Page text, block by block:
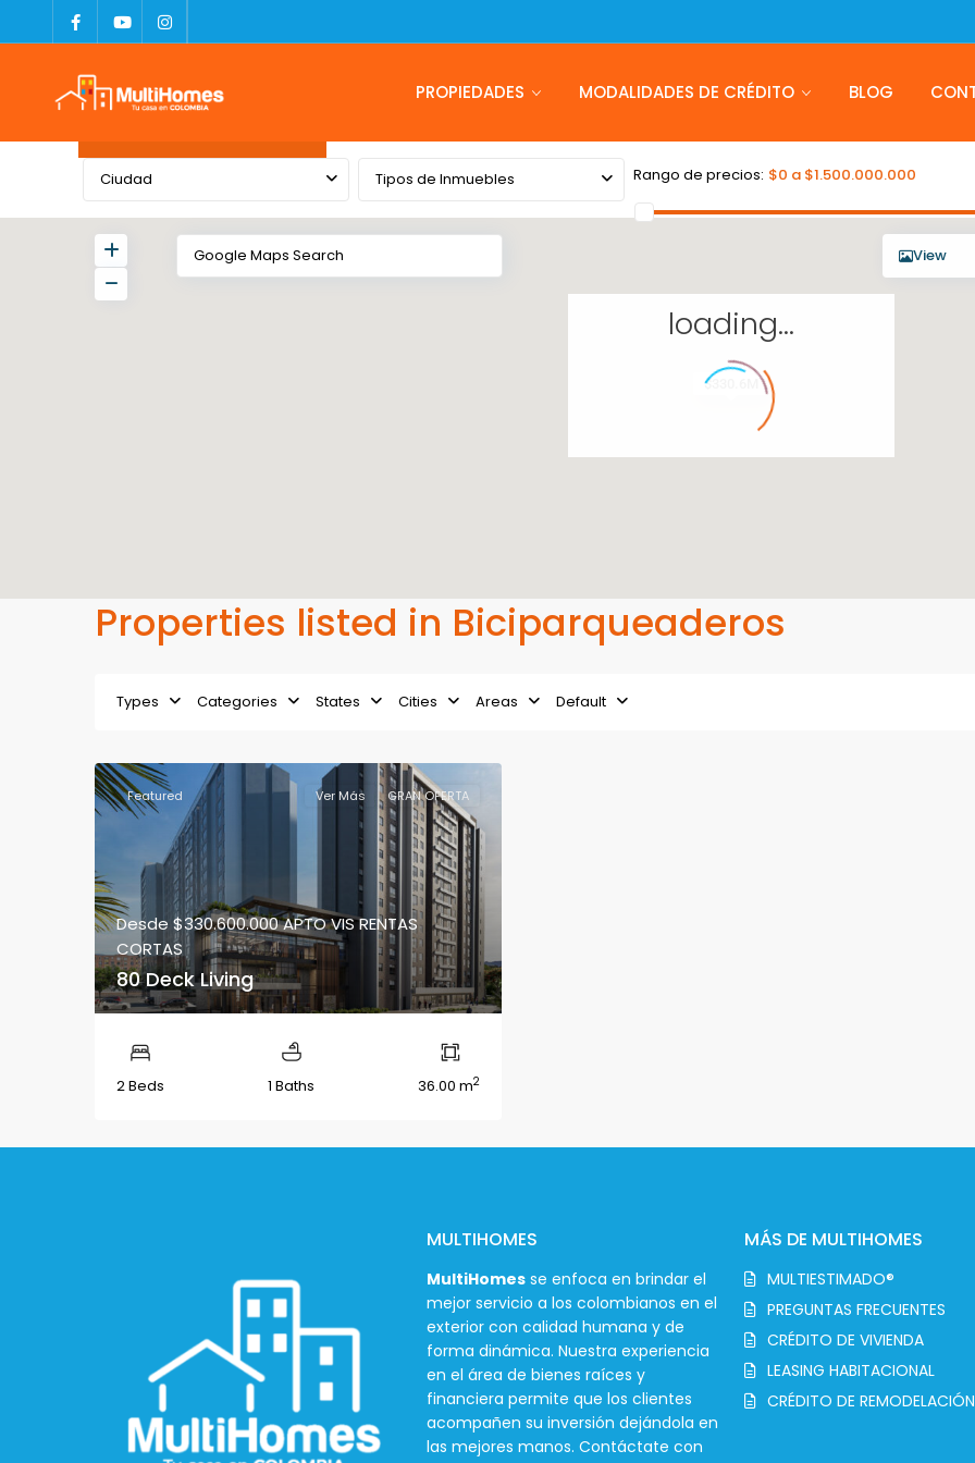
PROPIEDADES MODALIDADES DE CRÉDITO BLOG
Ciudad Tipos de Inmuebles Rango de precios: $0 a $1.500.000.000
$330.6M
loading...
View
Properties listed in Biciparqueaderos
Types Categories States Cities Areas Default
Featured Ver Más GRAN OFERTA
Desde $330.600.000APTO VIS RENTAS
CORTAS
80 Deck Living
2 Beds 1 Baths 36.00 m2
MULTIHOMES
MultiHomesse enfoca en brindar el
mejor servicio a los colombianos en el
exterior con calidad humana y de
forma dinámica. Nuestra experiencia
en el área de bienes raíces y
financiera permite que los clientes
acompañen su inversión dejándola en
las mejores manos. Contáctate con
MÁS DE MULTIHOMES
MULTIESTIMADO®
PREGUNTAS FRECUENTES
CRÉDITO DE VIVIENDA
LEASING HABITACIONAL
CRÉDITO DE REMODELACIÓN